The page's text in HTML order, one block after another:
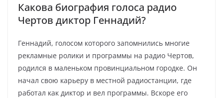
Какова биография голоса радио
Чертов диктор Геннадий?
Геннадий, голосом которого запомнились многие
рекламные ролики и программы на радио Чертов,
родился в маленьком провинциальном городке. Он
начал свою карьеру в местной радиостанции, где
работал как диктор и вел программы. Вскоре его